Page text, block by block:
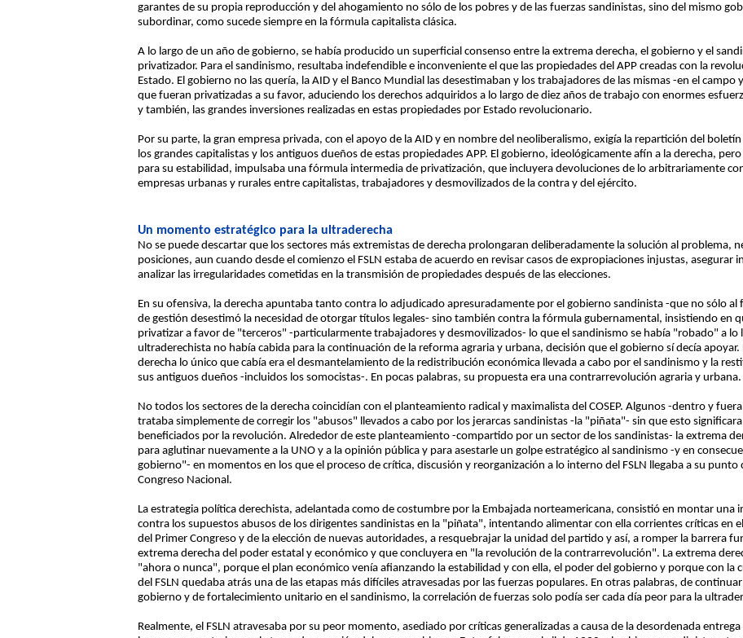
garantes de su propia reproducción y del ahogamiento no sólo de los pobres y de las fuerzas sandinistas, sino del mismo
subordinar, como sucede siempre en la fórmula capitalista clásica.
A lo largo de un año de gobierno, se había producido un superficial consenso entre la extrema derecha, el gobierno y el
privatizador. Para el sandinismo, resultaba indefendible e inconveniente el que las propiedades del APP creadas con la
Estado. El gobierno no las quería, la AID y el Banco Mundial las desestimaban y los trabajadores de las mismas -en el campo
que fueran privatizadas a su favor, aduciendo los derechos adquiridos a lo largo de diez años de trabajo con enormes
y también, las grandes inversiones realizadas en estas propiedades por Estado revolucionario.
Por su parte, la gran empresa privada, con el apoyo de la AID y en nombre del neoliberalismo, exigía la repartición del
los grandes capitalistas y los antiguos dueños de estas propiedades APP. El gobierno, ideológicamente afín a la derecha,
para su estabilidad, impulsaba una fórmula intermedia de privatización, que incluyera devoluciones de lo arbitrariamente
empresas urbanas y rurales entre capitalistas, trabajadores y desmovilizados de la contra y del ejército.
Un momento estratégico para la ultraderecha
No se puede descartar que los sectores más extremistas de derecha prolongaran deliberadamente la solución al problema,
posiciones, aun cuando desde el comienzo el FSLN estaba de acuerdo en revisar casos de expropiaciones injustas, asegurar
analizar las irregularidades cometidas en la transmisión de propiedades después de las elecciones.
En su ofensiva, la derecha apuntaba tanto contra lo adjudicado apresuradamente por el gobierno sandinista -que no sólo al
de gestión desestimó la necesidad de otorgar títulos legales- sino también contra la fórmula gubernamental, insistiendo en
privatizar a favor de "terceros" -particularmente trabajadores y desmovilizados- lo que el sandinismo se había "robado" a lo
ultraderechista no había cabida para la continuación de la reforma agraria y urbana, decisión que el gobierno sí decía apoyar.
derecha lo único que cabía era el desmantelamiento de la redistribución económica llevada a cabo por el sandinismo y la
sus antiguos dueños -incluidos los somocistas-. En pocas palabras, su propuesta era una contrarrevolución agraria y urbana.
No todos los sectores de la derecha coincidían con el planteamiento radical y maximalista del COSEP. Algunos -dentro y
trataba simplemente de corregir los "abusos" llevados a cabo por los jerarcas sandinistas -la "piñata"- sin que esto
beneficiados por la revolución. Alrededor de este planteamiento -compartido por un sector de los sandinistas- la extrema
para aglutinar nuevamente a la UNO y a la opinión pública y para asestarle un golpe estratégico al sandinismo -y en
gobierno"- en momentos en los que el proceso de crítica, discusión y reorganización a lo interno del FSLN llegaba a su
Congreso Nacional.
La estrategia política derechista, adelantada como de costumbre por la Embajada norteamericana, consistió en montar una
contra los supuestos abusos de los dirigentes sandinistas en la "piñata", intentando alimentar con ella corrientes críticas en
del Primer Congreso y de la elección de nuevas autoridades, a resquebrajar la unidad del partido y así, a romper la barrera
extrema derecha del poder estatal y económico y que concluyera en "la revolución de la contrarrevolución". La extrema
"ahora o nunca", porque el plan económico venía afianzando la estabilidad y con ella, el poder del gobierno y porque con la
del FSLN quedaba atrás una de las etapas más difíciles atravesadas por las fuerzas populares. En otras palabras, de
gobierno y de fortalecimiento unitario en el sandinismo, la correlación de fuerzas solo podía ser cada día peor para la
Realmente, el FSLN atravesaba por su peor momento, asediado por críticas generalizadas a causa de la desordenada